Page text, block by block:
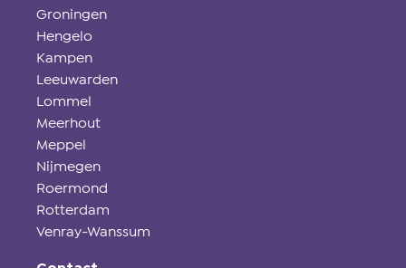
Groningen
Hengelo
Kampen
Leeuwarden
Lommel
Meerhout
Meppel
Nijmegen
Roermond
Rotterdam
Venray-Wanssum